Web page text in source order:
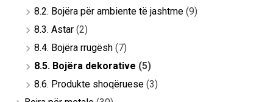
8.2. Bojëra për ambiente të jashtme (9)
8.3. Astar (2)
8.4. Bojëra rrugësh (7)
8.5. Bojëra dekorative (5)
8.6. Produkte shoqëruese (3)